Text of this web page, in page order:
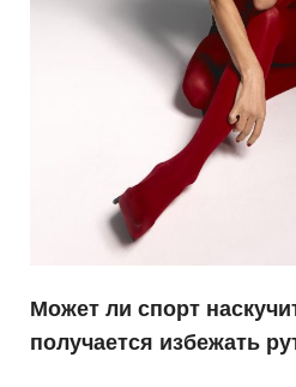
Может ли спорт
получается избежать